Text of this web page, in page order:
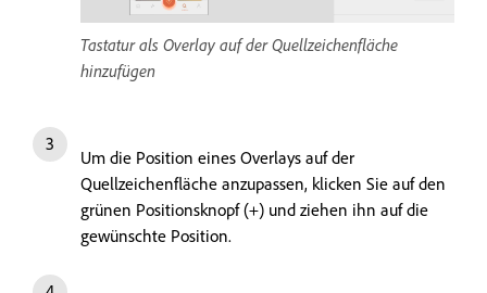
Tastatur als Overlay auf der Quellzeichenfläche
hinzufügen
Um die Position eines Overlays auf der
Quellzeichenfläche anzupassen, klicken Sie auf den
grünen Positionsknopf (+) und ziehen ihn auf die
gewünschte Position.